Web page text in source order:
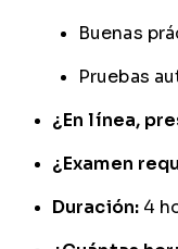
Buenas
Pruebas
¿En línea,
¿Examen
Duración:4